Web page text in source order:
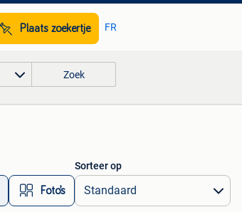
Plaats zoekertje FR
Zoek
Foto’s
Sorteer op